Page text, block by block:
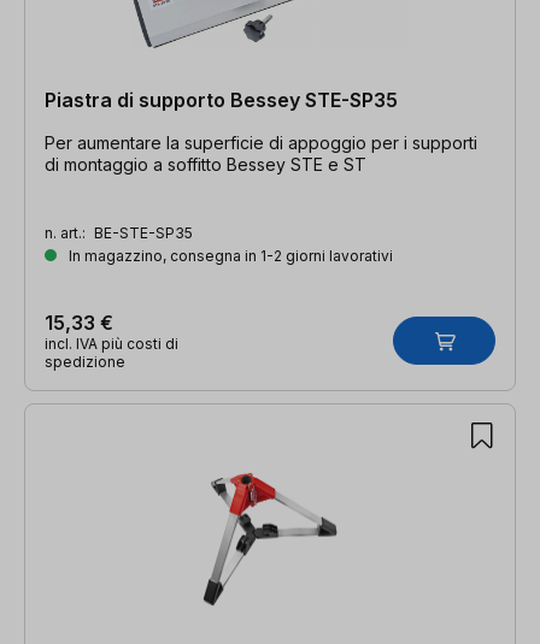
Piastra di supporto Bessey STE-SP35
Per aumentare la superficie di appoggio per i supporti
di montaggio a soffitto Bessey STE e ST
n. art.: BE-STE-SP35
In magazzino, consegna in 1-2 giorni lavorativi
15,33 €
incl. IVA più costi di
spedizione